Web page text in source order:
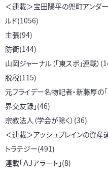
＜連載＞宝田陽平の兜町アンダ
ルド(1056)
主張(94)
防衛(144)
山岡ジャーナル（「東スポ」連載）
脱税(115)
元フライデー名物記者・新藤厚の
界交友録」(46)
宗教法人（学会が除く）(36)
＜連載＞アッシュブレインの資産
トラテジー(491)
連載「ＡＪアラート」(8)